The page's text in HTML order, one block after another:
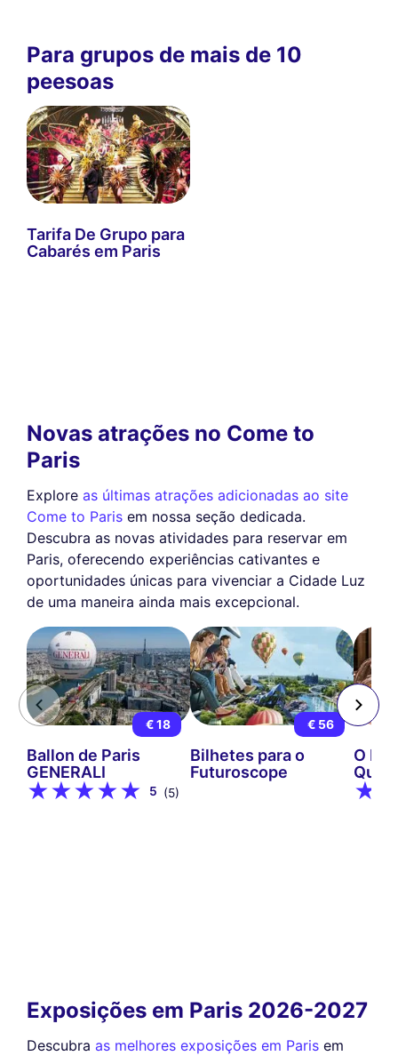
Para grupos de mais de 10
peesoas
Tarifa De Grupo para
Cabarés em Paris
Novas atrações no Come to
Paris
Explore as últimas atrações adicionadas ao site
Come to Paris em nossa seção dedicada.
Descubra as novas atividades para reservar em
Paris, oferecendo experiências cativantes e
oportunidades únicas para vivenciar a Cidade Luz
de uma maneira ainda mais excepcional.
€ 18
Ballon de Paris
GENERALI
5 (5)
€ 56
Bilhetes para o
Futuroscope
O
Exposições em Paris 2026-2027
Descubra as melhores exposições em Paris em